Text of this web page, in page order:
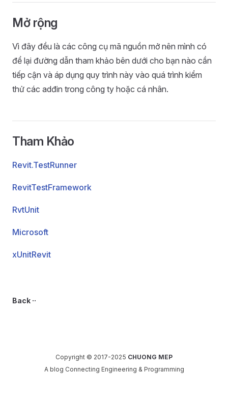
Mở rộng
Vì đây đều là các công cụ mã nguồn mở nên mình có
để lại đường dẫn tham khảo bên dưới cho bạn nào cần
tiếp cận và áp dụng quy trình này vào quá trình kiểm
thử các adđin trong công ty hoặc cá nhân.
Tham Khảo
Revit.TestRunner
RevitTestFramework
RvtUnit
Microsoft
xUnitRevit
Back ··
Copyright © 2017-2025 CHUONG MEP
A blog Connecting Engineering & Programming